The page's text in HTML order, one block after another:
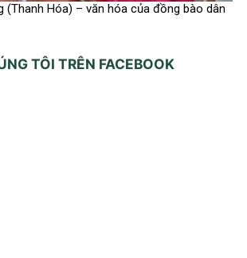
(Thanh Hóa) – văn hóa của đồng bào dân
TÔI TRÊN FACEBOOK